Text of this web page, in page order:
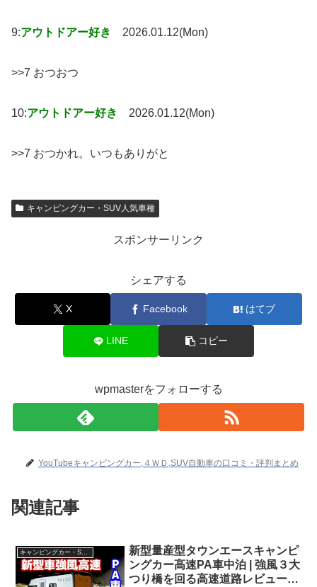
9:アウトドアー好き 2026.01.12(Mon)
>>7 おつおつ
10:アウトドアー好き 2026.01.12(Mon)
>>7 おつかれ。いつもありがと
キャンピングカー・SUV人気車種
スポンサーリンク
シェアする
X Facebook はてブ
LINE コピー
wpmasterをフォローする
YouTubeキャンピングカー,４ＷＤ,SUV自動車の口コミ・評判まとめ
関連記事
キャンピングカー・SUV人気車種
新型量産型タウンエースキャンピ
ングカー高速PA車中泊 | 強風３大
つり橋を回る高速道路レビュー旅